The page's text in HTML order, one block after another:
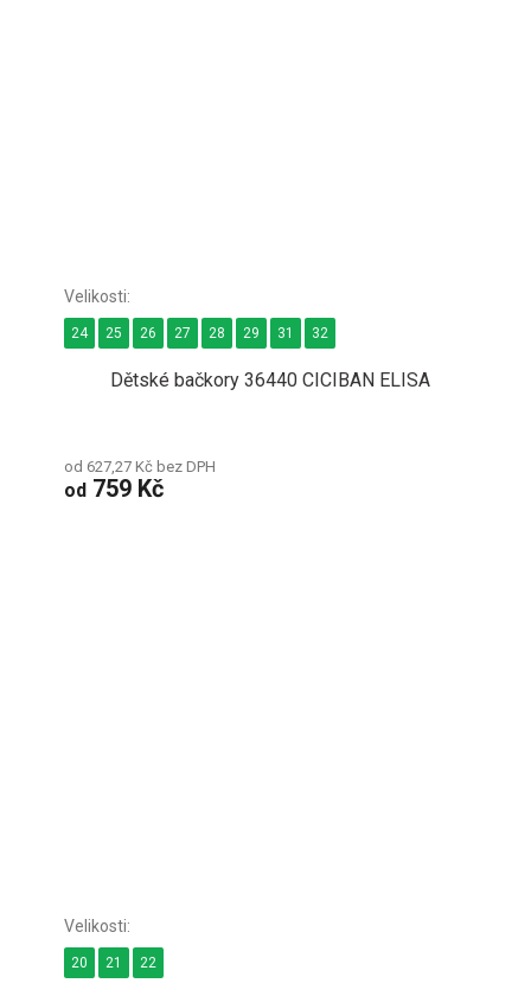
Dětské bačkory 36440 CICIBAN ELISA
od 627,27 Kč bez DPH
od 759 Kč
24 25 26 27 28 29 31 32
20 21 22